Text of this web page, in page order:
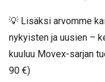
💡 Lisäksi arvomme
nykyisten ja uusien –
kuuluu Movex-sarjan
90 €)